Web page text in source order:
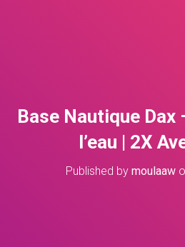
Base Nautique
l’eau | 2X
Published by moulaaw